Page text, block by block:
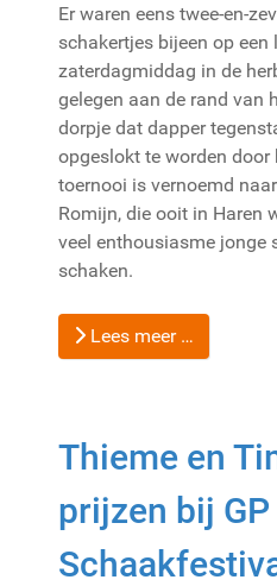
Er waren eens twee-en-
schakertjes bijeen op een
zaterdagmiddag in de
gelegen aan de rand van
dorpje dat dapper
opgeslokt te worden door
toernooi is vernoemd
Romijn, die ooit in Haren
veel enthousiasme jonge
schaken.
Lees meer …
Thieme en
prijzen bij